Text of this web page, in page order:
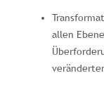
allen